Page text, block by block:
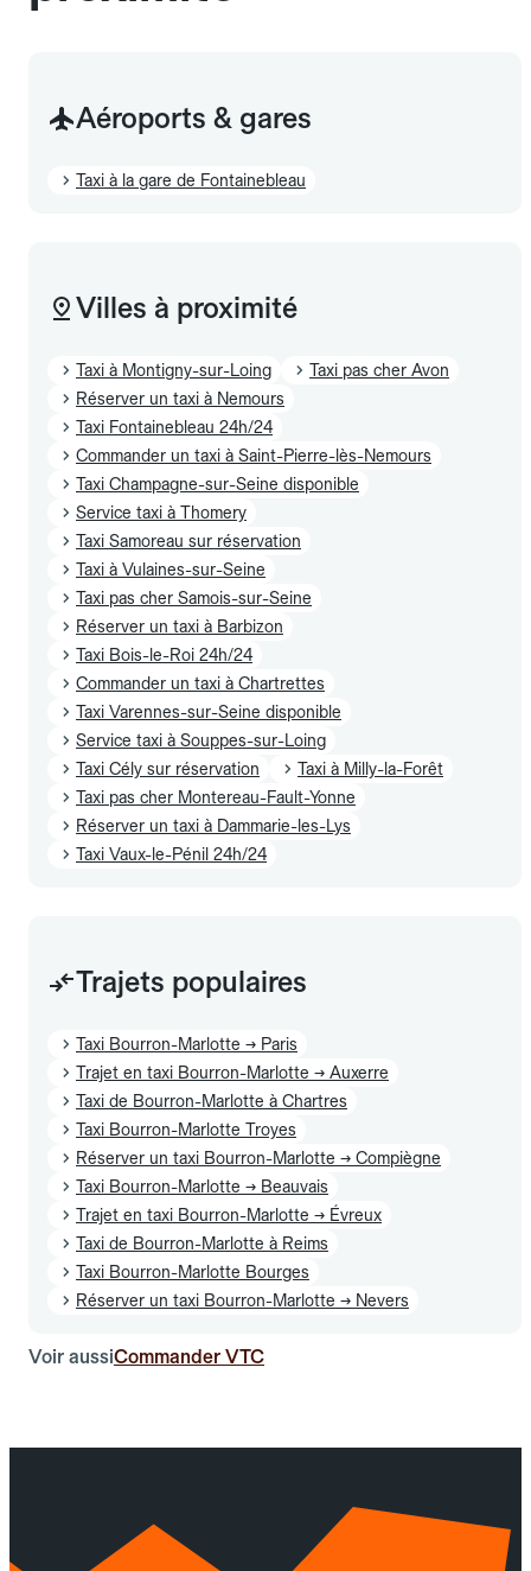
Aéroports & gares
Taxi à la gare de Fontainebleau
Villes à proximité
Taxi à Montigny-sur-Loing
Taxi pas cher Avon
Réserver un taxi à Nemours
Taxi Fontainebleau 24h/24
Commander un taxi à Saint-Pierre-lès-Nemours
Taxi Champagne-sur-Seine disponible
Service taxi à Thomery
Taxi Samoreau sur réservation
Taxi à Vulaines-sur-Seine
Taxi pas cher Samois-sur-Seine
Réserver un taxi à Barbizon
Taxi Bois-le-Roi 24h/24
Commander un taxi à Chartrettes
Taxi Varennes-sur-Seine disponible
Service taxi à Souppes-sur-Loing
Taxi Cély sur réservation
Taxi à Milly-la-Forêt
Taxi pas cher Montereau-Fault-Yonne
Réserver un taxi à Dammarie-les-Lys
Taxi Vaux-le-Pénil 24h/24
Trajets populaires
Taxi Bourron-Marlotte → Paris
Trajet en taxi Bourron-Marlotte → Auxerre
Taxi de Bourron-Marlotte à Chartres
Taxi Bourron-Marlotte Troyes
Réserver un taxi Bourron-Marlotte → Compiègne
Taxi Bourron-Marlotte → Beauvais
Trajet en taxi Bourron-Marlotte → Évreux
Taxi de Bourron-Marlotte à Reims
Taxi Bourron-Marlotte Bourges
Réserver un taxi Bourron-Marlotte → Nevers
Voir aussiCommander VTC